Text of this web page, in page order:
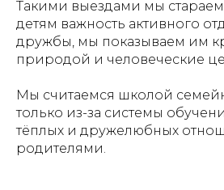
Такими выездами мы
детям важность активного
дружбы, мы показываем им
природой и человеческие
Мы считаемся школой
только из-за системы
тёплых и дружелюбных
родителями.